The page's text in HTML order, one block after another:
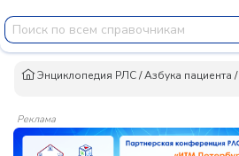
Энциклопедия РЛС/Азбука пациента /
Реклама